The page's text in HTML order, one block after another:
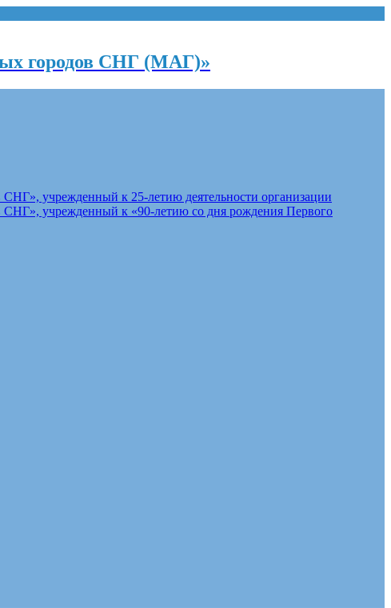
городов СНГ (МАГ)»
учрежденный к 25-летию деятельности организации
учрежденный к «90-летию со дня рождения Первого